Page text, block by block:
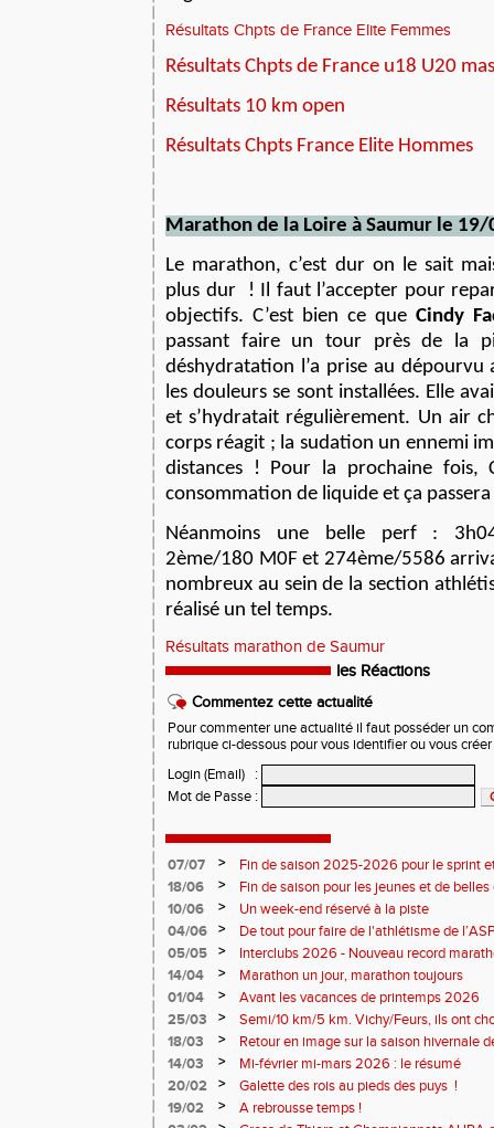
Résultats Chpts de France Elite Femmes
Résultats Chpts de France u18 U20
Résultats 10 km open
Résultats Chpts France Elite Hommes
Marathon de la Loire à Saumur le 19/
Le marathon, c’est dur on le sait
plus dur
! Il faut l’accepter pour
objectifs. C’est bien ce que Cindy
passant faire un tour près de la
déshydratation l’a prise au dépourvu
les douleurs se sont installées. Elle
et s’hydratait régulièrement. Un air
corps réagit ; la sudation un ennemi
distances ! Pour la prochaine fois,
consommation de liquide et ça
Néanmoins une belle perf :
2ème/180 M0F et 274ème/5586
nombreux au sein de la section
réalisé un tel temps.
Résultats marathon de Saumur
les Réactions
Commentez cette actualité
Pour commenter une actualité il faut posséder un
rubrique ci-dessous pour vous identifier ou vous
Login (Email)
:
Mot de Passe :
07/07 >
Fin de saison 2025-2026 pour le sprint
18/06
>
Fin de saison pour les jeunes et de
10/06
>
Un week-end réservé à la piste
04/06
>
De tout pour faire de l'athlétisme de
monde souriant
05/05 >
Interclubs 2026 - Nouveau record
résultats
14/04 >
Marathon un jour, marathon toujours
01/04
>
Avant les vacances de printemps 2026
25/03
>
Semi/10 km/5 km. Vichy/Feurs, ils ont
18/03
>
Retour en image sur la saison hivernale
14/03
>
Mi-février mi-mars 2026 : le résumé
20/02
>
Galette des rois au pieds des puys !
19/02
>
A rebrousse temps !